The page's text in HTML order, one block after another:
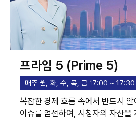
프라임 5 (Prime 5)
매주 월, 화, 수, 목, 금 17:00 ~ 17:30
복잡한 경제 흐름 속에서 반드시
이슈를 엄선하여, 시청자의 자산을